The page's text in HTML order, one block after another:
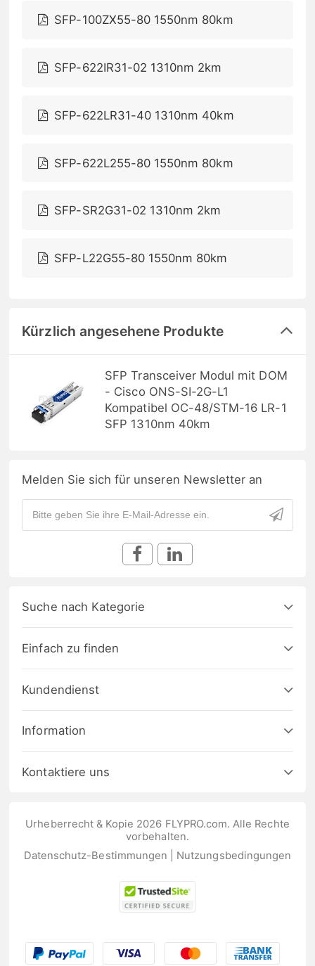
SFP-100ZX55-80 1550nm 80km
SFP-622IR31-02 1310nm 2km
SFP-622LR31-40 1310nm 40km
SFP-622L255-80 1550nm 80km
SFP-SR2G31-02 1310nm 2km
SFP-L22G55-80 1550nm 80km
Kürzlich angesehene Produkte
SFP Transceiver Modul mit DOM
- Cisco ONS-SI-2G-L1
Kompatibel OC-48/STM-16 LR-1
SFP 1310nm 40km
Melden Sie sich für unseren Newsletter an
Suche nach Kategorie
Einfach zu finden
Kundendienst
Information
Kontaktiere uns
Urheberrecht & Kopie 2026 FLYPRO.com. Alle Rechte
vorbehalten.
Datenschutz-Bestimmungen
Nutzungsbedingungen